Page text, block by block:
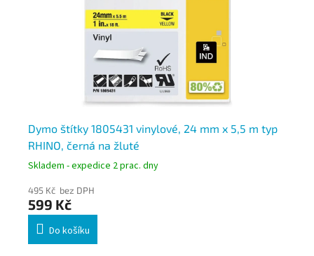
Dymo štítky 1805431 vinylové, 24 mm x 5,5 m typ
RHINO, černá na žluté
Skladem - expedice 2 prac. dny
495 Kč bez DPH
599 Kč
Do košíku